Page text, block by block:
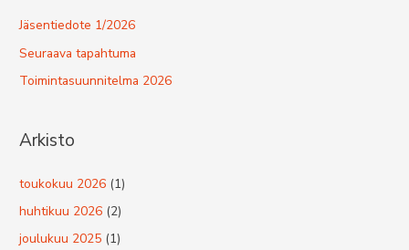
Jäsentiedote 1/2026
Seuraava tapahtuma
Toimintasuunnitelma 2026
Arkisto
toukokuu 2026 (1)
huhtikuu 2026 (2)
joulukuu 2025 (1)